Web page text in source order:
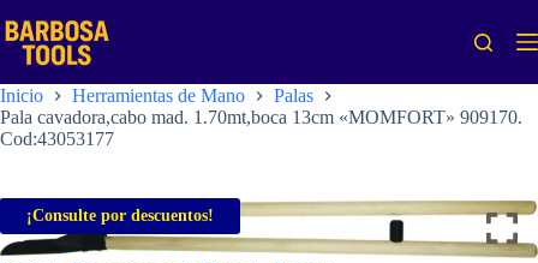
al
contenido
Inicio Herramientas de Mano
Palas
Pala cavadora,cabo mad. 1.70mt,boca 13cm «MOMFORT» 909170.
Cod:43053177
¡Consulte por descuentos!